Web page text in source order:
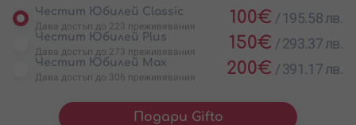
Честит Юбилей Classic
Дава достъп до 223 преживявания 100€ /195.58 лв.
Честит Юбилей Plus
Дава достъп до 273 преживявания 150€ /293.37 лв.
Честит Юбилей Max
Дава достъп до 306 преживявания 200€ /391.17 лв.
Подари Gifto